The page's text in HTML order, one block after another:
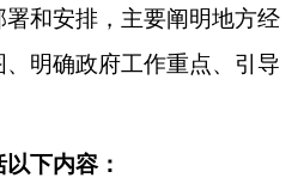
和安排，主要阐明地方经
明确政府工作重点、引导
下内容：